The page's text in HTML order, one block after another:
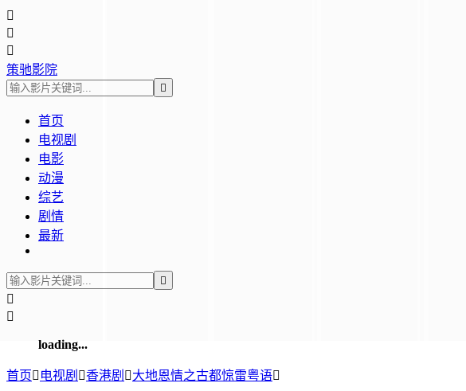



策驰影院

首页
电视剧
电影
动漫
综艺
剧情
最新



loading...
首页 电视剧 香港剧 大地恩情之古都惊雷粤语